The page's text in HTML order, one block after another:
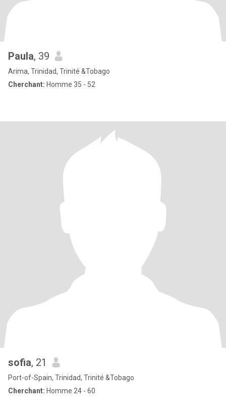
Paula, 39
Arima, Trinidad, Trinité &Tobago
Cherchant: Homme 35 - 52
sofia, 21
Port-of-Spain, Trinidad, Trinité &Tobago
Cherchant: Homme 24 - 60